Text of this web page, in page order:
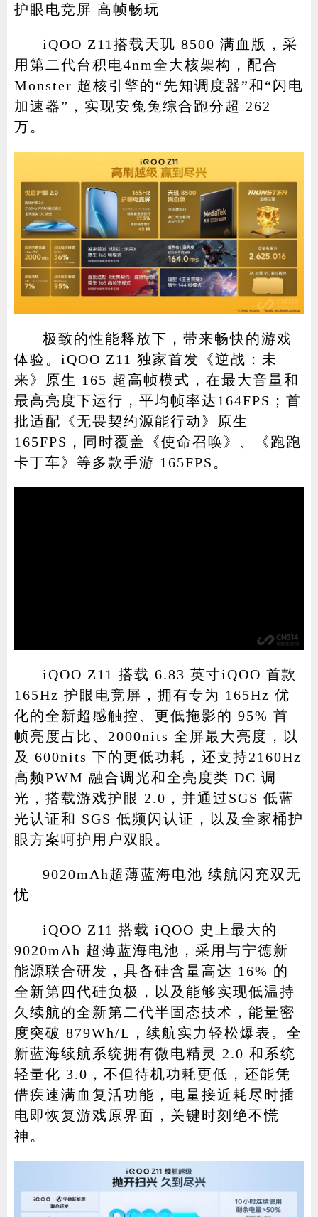
护眼电竞屏 高帧畅玩
iQOO Z11搭载天玑 8500 满血版，采
用第二代台积电4nm全大核架构，配合
Monster 超核引擎的“先知调度器”和“闪电
加速器”，实现安兔兔综合跑分超 262
万。
极致的性能释放下，带来畅快的游戏
体验。iQOO Z11 独家首发《逆战：未
来》原生 165 超高帧模式，在最大音量和
最高亮度下运行，平均帧率达164FPS；首
批适配《无畏契约源能行动》原生
165FPS，同时覆盖《使命召唤》、《跑跑
卡丁车》等多款手游 165FPS。
iQOO Z11 搭载 6.83 英寸iQOO 首款
165Hz 护眼电竞屏，拥有专为 165Hz 优
化的全新超感触控、更低拖影的 95% 首
帧亮度占比、2000nits 全屏最大亮度，以
及 600nits 下的更低功耗，还支持2160Hz
高频PWM 融合调光和全亮度类 DC 调
光，搭载游戏护眼 2.0，并通过SGS 低蓝
光认证和 SGS 低频闪认证，以及全家桶护
眼方案呵护用户双眼。
9020mAh超薄蓝海电池 续航闪充双无
忧
iQOO Z11 搭载 iQOO 史上最大的
9020mAh 超薄蓝海电池，采用与宁德新
能源联合研发，具备硅含量高达 16% 的
全新第四代硅负极，以及能够实现低温持
久续航的全新第二代半固态技术，能量密
度突破 879Wh/L，续航实力轻松爆表。全
新蓝海续航系统拥有微电精灵 2.0 和系统
轻量化 3.0，不但待机功耗更低，还能凭
借疾速满血复活功能，电量接近耗尽时插
电即恢复游戏原界面，关键时刻绝不慌
神。